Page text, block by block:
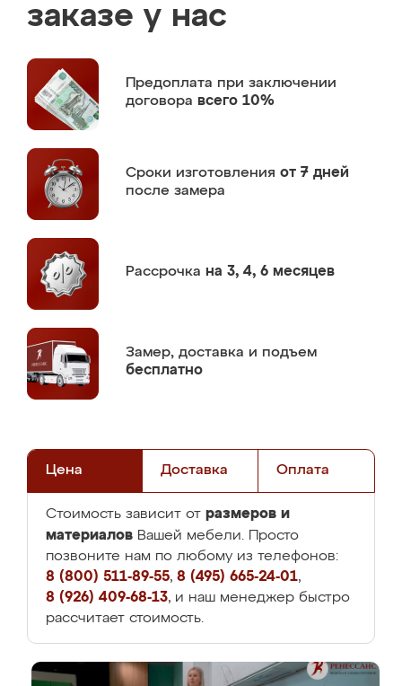
заказе у нас
Предоплата при заключении
договора всего 10%
Сроки изготовления от 7 дней
после замера
Рассрочка на 3, 4, 6 месяцев
Замер, доставка и подъем
бесплатно
Цена Доставка Оплата
Стоимость зависит от размеров и
материалов Вашей мебели. Просто
позвоните нам по любому из телефонов:
8 (800) 511-89-55, 8 (495) 665-24-01,
8 (926) 409-68-13, и наш менеджер быстро
рассчитает стоимость.